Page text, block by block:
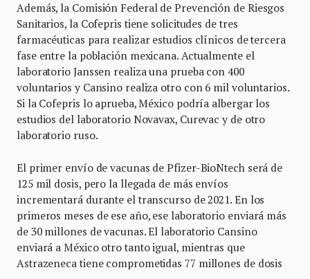
Además, la Comisión Federal de Prevención de Riesgos
Sanitarios, la Cofepris tiene solicitudes de tres
farmacéuticas para realizar estudios clínicos de tercera
fase entre la población mexicana. Actualmente el
laboratorio Janssen realiza una prueba con 400
voluntarios y Cansino realiza otro con 6 mil voluntarios.
Si la Cofepris lo aprueba, México podría albergar los
estudios del laboratorio Novavax, Curevac y de otro
laboratorio ruso.
El primer envío de vacunas de Pfizer-BioNtech será de
125 mil dosis, pero la llegada de más envíos
incrementará durante el transcurso de 2021. En los
primeros meses de ese año, ese laboratorio enviará más
de 30 millones de vacunas. El laboratorio Cansino
enviará a México otro tanto igual, mientras que
Astrazeneca tiene comprometidas 77 millones de dosis